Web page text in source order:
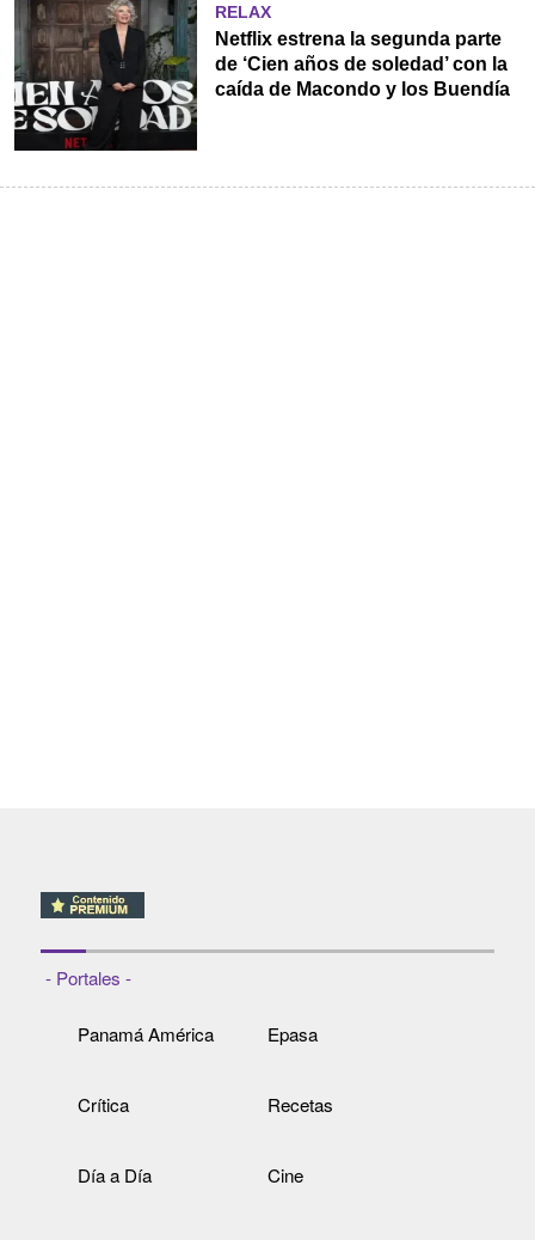
RELAX
Netflix estrena la segunda parte
de ‘Cien años de soledad’ con la
caída de Macondo y los Buendía
- Portales -
Panamá América Epasa
Crítica Recetas
Día a Día Cine